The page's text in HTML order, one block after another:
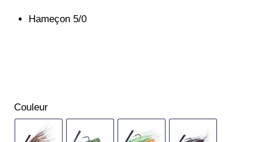
Hameçon 5/0
Couleur